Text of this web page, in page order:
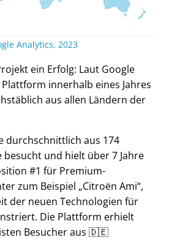
Analytics, 2023
ein Erfolg: Laut Google
innerhalb eines Jahres
aus allen Ländern der
durchschnittlich aus 174
besucht und hielt über 7 Jahre
#1 für Premium-
zum Beispiel Citroën Ami ,
der neuen Technologien für
Die Plattform erhielt
Besucher aus 🇩🇪